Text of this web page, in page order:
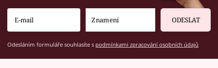
ODESLAT
Odesláním formuláře souhlasíte s podmínkami zpracování osobních údajů